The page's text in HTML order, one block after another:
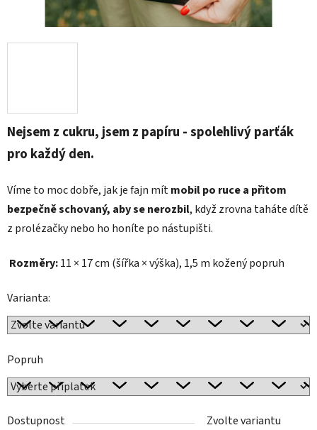
Nejsem z cukru, jsem z papíru - spolehlivý parťák
pro každý den.
Víme to moc dobře, jak je fajn mítmobil po ruce a přitom
bezpečně schovaný, aby se nerozbil, když zrovna taháte dítě
z prolézačky nebo ho honíte po nástupišti.
Rozměry:11 × 17 cm (šířka × výška), 1,5 m kožený popruh
Varianta:
Popruh
Dostupnost
Zvolte variantu